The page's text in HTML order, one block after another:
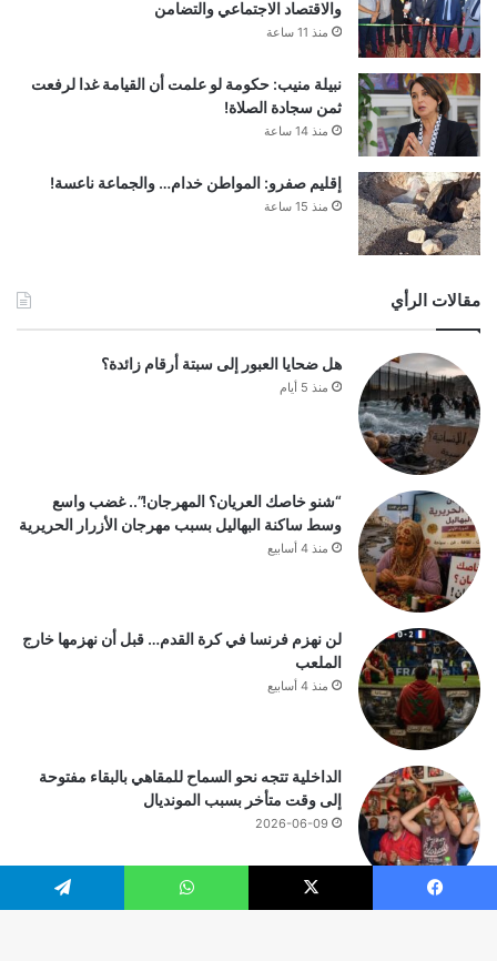
والاقتصاد الاجتماعي والتضامن
منذ 11 ساعة
نبيلة منيب: حكومة لو علمت أن القيامة غدا لرفعت
ثمن سجادة الصلاة!
منذ 14 ساعة
إقليم صفرو: المواطن خدام… والجماعة ناعسة!
منذ 15 ساعة
مقالات الرأي
هل ضحايا العبور إلى سبتة أرقام زائدة؟
منذ 5 أيام
“شنو خاصك العريان؟ المهرجان!”.. غضب واسع
وسط ساكنة البهاليل بسبب مهرجان الأزرار الحريرية
منذ 4 أسابيع
لن نهزم فرنسا في كرة القدم… قبل أن نهزمها خارج
الملعب
منذ 4 أسابيع
الداخلية تتجه نحو السماح للمقاهي بالبقاء مفتوحة
إلى وقت متأخر بسبب المونديال
2026-06-09
فيسبوك ‫X واتساب تيلقرام